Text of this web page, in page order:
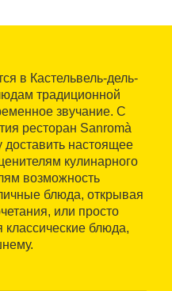
в Кастельвель-дель-
традиционной
звучание. С
ресторан Sanromà
доставить настоящее
кулинарного
возможность
блюда, открывая
или просто
классические блюда,